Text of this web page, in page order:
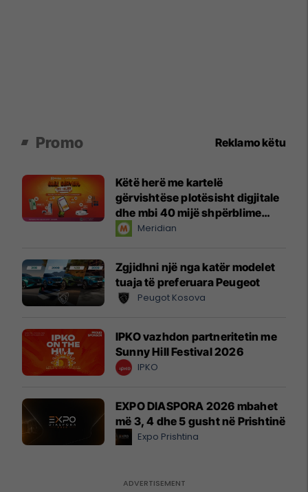
Promo Reklamo këtu
Këtë herë me kartelë
gërvishtëse plotësisht digjitale
dhe mbi 40 mijë shpërblime
instant!Meridian
Zgjidhni një nga katër modelet
tuaja të preferuara Peugeot
Peugot Kosova
IPKO vazhdon partneritetin me
Sunny Hill Festival 2026
IPKO
EXPO DIASPORA 2026 mbahet
më 3, 4 dhe 5 gusht në Prishtinë
Expo Prishtina